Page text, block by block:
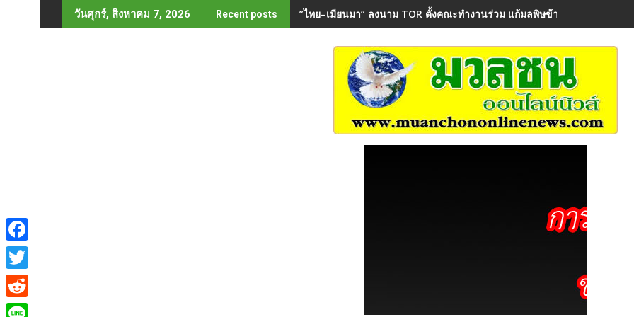
to
วันศุกร์, สิงหาคม 7, 2026 Recent posts ”ไทย–เมียนมา“ ลงนาม TOR ตั้งคณะทำงานร่วม แก้มลพิษข้ามพรมแดน คุ้มค
“รมว. สุขาติ” ไม่แผ่วสั่งเดินหน้านโยบาย “ภูเก็ตโมเดล” ระดมกำลังปูพรมตร
F
a
c
T
w
R